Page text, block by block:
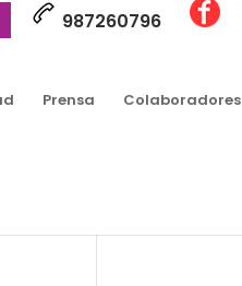
987260796
Prensa Colaboradores